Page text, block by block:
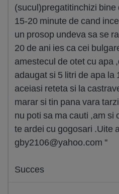
(sucul)pregatitinchizi
15-20 minute de cand
un prosop undeva sa se
20 de ani ies ca cei
amestecul de otet cu apa
adaugat si 5 litri de apa
aceiasi reteta si la
marar si tin pana vara
nu poti sa ma cauti ,am si
te ardei cu gogosari .Uite
gby2106@yahoo.com ''
Succes